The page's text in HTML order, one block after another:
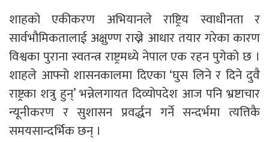
शाहको एकीकरण अभियानले राष्ट्रिय स्वाधीनता र
सार्वभौमिकतालाई अक्षुण्ण राख्ने आधार तयार गरेका कारण
विश्वका पुराना स्वतन्त्र राष्ट्रमध्ये नेपाल एक रहन पुगेको छ ।
शाहले आफ्नो शासनकालमा दिएका ‘घुस लिने र दिने दुवै
राष्ट्रका शत्रु हुन्’ भन्नेलगायत दिव्योपदेश आज पनि भ्रष्टाचार
न्यूनीकरण र सुशासन प्रवर्द्धन गर्ने सन्दर्भमा त्यत्तिकै
समयसान्दर्भिक छन् ।